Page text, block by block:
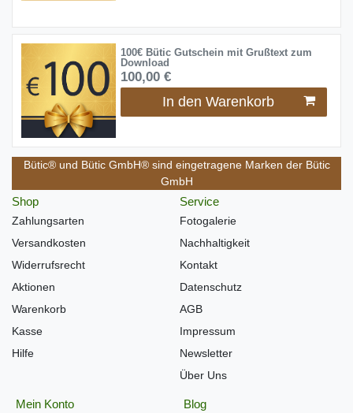
100€ Bütic Gutschein mit Grußtext zum
Download
100,00 €
In den Warenkorb
Bütic® und Bütic GmbH® sind eingetragene Marken der Bütic
GmbH
Shop
Zahlungsarten
Versandkosten
Widerrufsrecht
Aktionen
Warenkorb
Kasse
Hilfe
Service
Fotogalerie
Nachhaltigkeit
Kontakt
Datenschutz
AGB
Impressum
Newsletter
Über Uns
Mein Konto Blog